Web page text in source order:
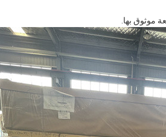
موثوق بها.